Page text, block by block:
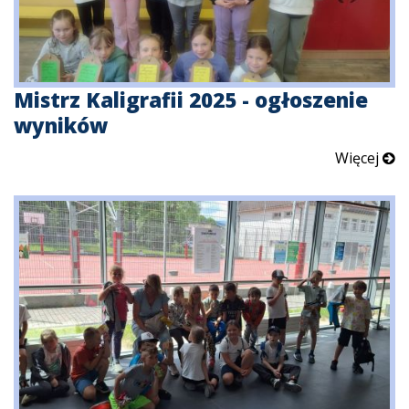
Mistrz Kaligrafii 2025 - ogłoszenie
wyników
Więcej